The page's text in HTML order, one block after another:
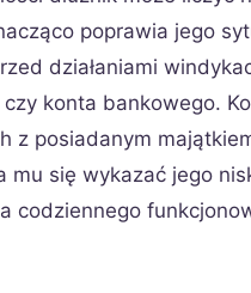
poprawia jego
działaniami
konta bankowego.
z posiadanym
mu się wykazać jego
codziennego